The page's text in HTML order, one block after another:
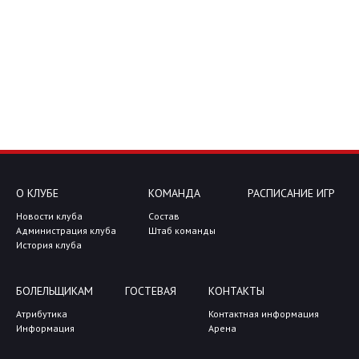
О КЛУБЕ
Новости клуба
Администрация клуба
История клуба
КОМАНДА
Состав
Штаб команды
РАСПИСАНИЕ ИГР
БОЛЕЛЬЩИКАМ
Атрибутика
Информация
ГОСТЕВАЯ КОНТАКТЫ
Контактная информация
Арена